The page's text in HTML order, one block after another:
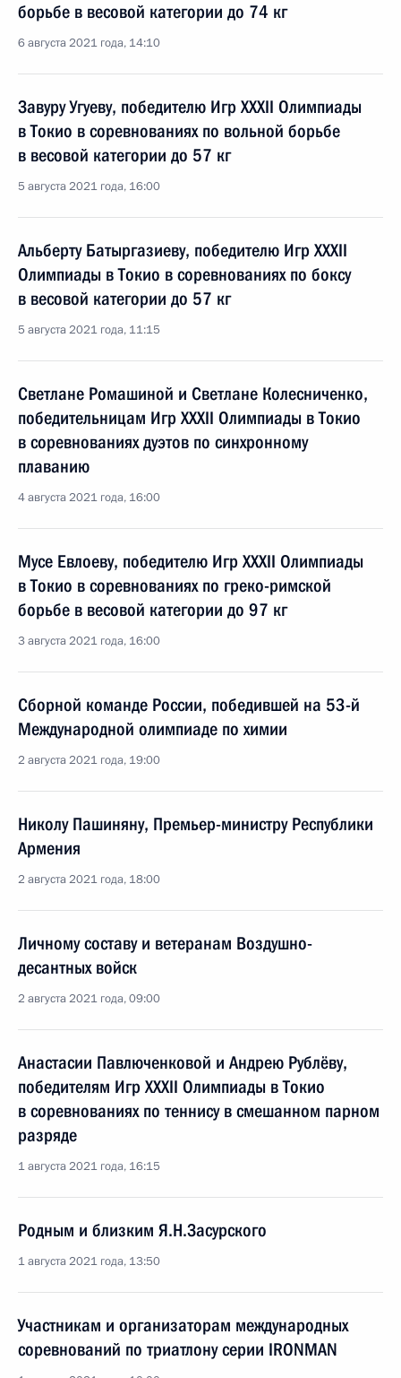
борьбе в весовой категории до 74 кг
6 августа 2021 года, 14:10
Завуру Угуеву, победителю Игр XXXII Олимпиады
в Токио в соревнованиях по вольной борьбе
в весовой категории до 57 кг
5 августа 2021 года, 16:00
Альберту Батыргазиеву, победителю Игр XXXII
Олимпиады в Токио в соревнованиях по боксу
в весовой категории до 57 кг
5 августа 2021 года, 11:15
Светлане Ромашиной и Светлане Колесниченко,
победительницам Игр XXXII Олимпиады в Токио
в соревнованиях дуэтов по синхронному
плаванию
4 августа 2021 года, 16:00
Мусе Евлоеву, победителю Игр XXXII Олимпиады
в Токио в соревнованиях по греко-римской
борьбе в весовой категории до 97 кг
3 августа 2021 года, 16:00
Сборной команде России, победившей на 53-й
Международной олимпиаде по химии
2 августа 2021 года, 19:00
Николу Пашиняну, Премьер-министру Республики
Армения
2 августа 2021 года, 18:00
Личному составу и ветеранам Воздушно-
десантных войск
2 августа 2021 года, 09:00
Анастасии Павлюченковой и Андрею Рублёву,
победителям Игр XXXII Олимпиады в Токио
в соревнованиях по теннису в смешанном парном
разряде
1 августа 2021 года, 16:15
Родным и близким Я.Н.Засурского
1 августа 2021 года, 13:50
Участникам и организаторам международных
соревнований по триатлону серии IRONMAN